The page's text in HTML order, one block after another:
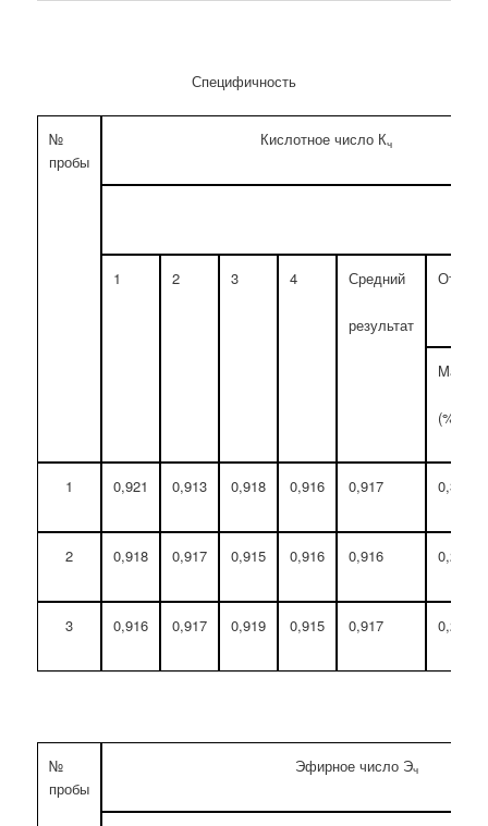
Специфичность
№
пробы
Кислотное число Кч
1 2 3 4 Средний
результат
Max
(%)
1 0,921 0,913 0,918 0,916 0,917 0,39
2 0,918 0,917 0,915 0,916 0,916 0,29
3 0,916 0,917 0,919 0,915 0,917 0,20
№
пробы
Эфирное число Эч